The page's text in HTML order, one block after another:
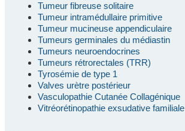
Tumeur fibreuse solitaire
Tumeur intramédullaire primitive
Tumeur mucineuse appendiculaire
Tumeurs germinales du médiastin
Tumeurs neuroendocrines
Tumeurs rétrorectales (TRR)
Tyrosémie de type 1
Valves urètre postérieur
Vasculopathie Cutanée Collagénique
Vitréorétinopathie exsudative familiale